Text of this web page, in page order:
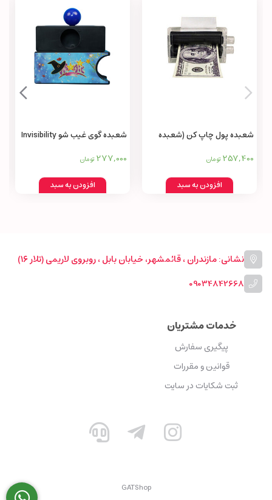
شعبده پول چاپ کن (شعبده
257,400 تومان
افزودن به سبد
شعبده گوی غیب شو Invisibility
277,000 تومان
افزودن به سبد
نشانی: مازندران ، قائمشهر، خیابان بابل ، روبروی لاریمی (تلار ۱۶)
09034842668
خدمات مشتریان
پیگیری سفارش
قوانین و مقررات
ثبت شکایات در سایت
GATShop